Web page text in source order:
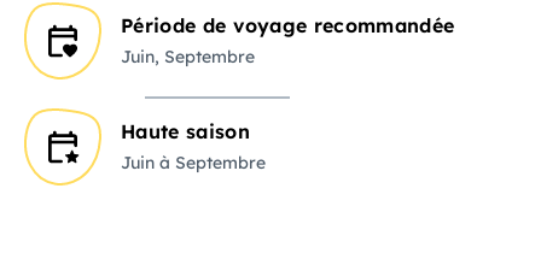
Période de voyage recommandée
Juin, Septembre
Haute saison
Juin à Septembre